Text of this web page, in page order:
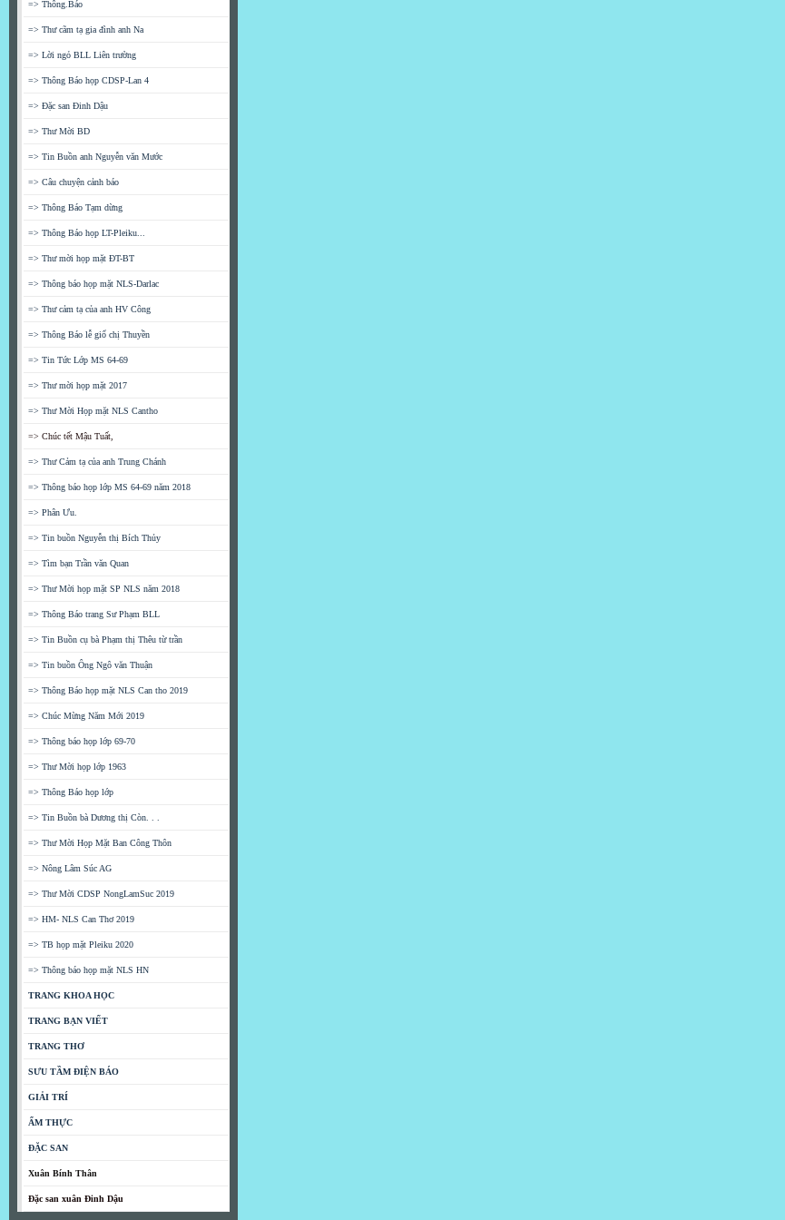
=> Thông.Báo
=> Thư cãm tạ gia đình anh Na
=> Lời ngỏ BLL Liên trường
=> Thông Báo họp CDSP-Lan 4
=> Đặc san Đinh Dậu
=> Thư Mời BD
=> Tin Buồn anh Nguyễn văn Mước
=> Câu chuyện cảnh báo
=> Thông Báo Tạm dừng
=> Thông Báo họp LT-Pleiku...
=> Thư mời họp mặt ĐT-BT
=> Thông báo họp mặt NLS-Darlac
=> Thư cảm tạ của anh HV Công
=> Thông Báo lễ giổ chị Thuyền
=> Tin Tức Lớp MS 64-69
=> Thư mời họp mặt 2017
=> Thư Mời Họp mặt NLS Cantho
=> Chúc tết Mậu Tuất,
=> Thư Cảm tạ của anh Trung Chánh
=> Thông báo họp lớp MS 64-69 năm 2018
=> Phân Ưu.
=> Tin buồn Nguyễn thị Bích Thủy
=> Tìm bạn Trần văn Quan
=> Thư Mời họp mặt SP NLS năm 2018
=> Thông Báo trang Sư Phạm BLL
=> Tin Buồn cụ bà Phạm thị Thêu từ trần
=> Tin buồn Ông Ngô văn Thuận
=> Thông Báo họp mặt NLS Can tho 2019
=> Chúc Mừng Năm Mới 2019
=> Thông báo họp lớp 69-70
=> Thư Mời họp lớp 1963
=> Thông Báo họp lớp
=> Tin Buồn bà Dương thị Còn. . .
=> Thư Mời Họp Mặt Ban Công Thôn
=> Nông Lâm Súc AG
=> Thư Mời CDSP NongLamSuc 2019
=> HM- NLS Can Thơ 2019
=> TB họp mặt Pleiku 2020
=> Thông báo họp mặt NLS HN
TRANG KHOA HỌC
TRANG BẠN VIẾT
TRANG THƠ
SƯU TẦM ĐIỆN BÁO
GIẢI TRÍ
ẨM THỰC
ĐẶC SAN
Xuân Bính Thân
Đặc san xuân Đinh Dậu